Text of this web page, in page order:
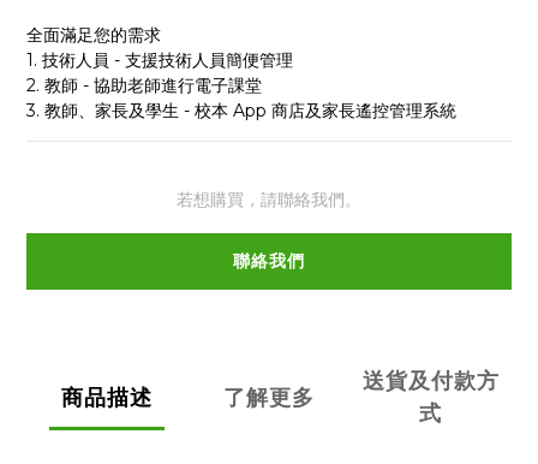
全面滿足您的需求
1. 技術人員 - 支援技術人員簡便管理
2. 教師 - 協助老師進行電子課堂
3. 教師、家長及學生 - 校本 App 商店及家長遙控管理系統
若想購買，請聯絡我們。
聯絡我們
商品描述 了解更多
送貨及付款方
式